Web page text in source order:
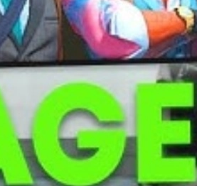
gọn.
và rất dễ nhận diện.
nổi bật.
cách gangster hiện đại.
những ai thích gây chú ý.
Agent "flex" nhất bạn có thể sở
rất nhiều người ưa chuộng.